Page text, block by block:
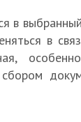
в
в
сбором